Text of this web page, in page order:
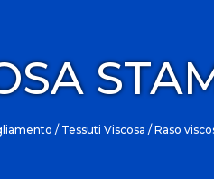
/ Tessuti Viscosa / Raso